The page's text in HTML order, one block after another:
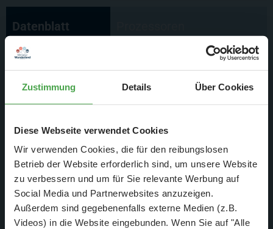
Zustimmung Details Über Cookies
Diese Webseite verwendet Cookies
Wir verwenden Cookies, die für den reibungslosen
Betrieb der Website erforderlich sind, um unsere Website
zu verbessern und um für Sie relevante Werbung auf
Social Media und Partnerwebsites anzuzeigen.
Außerdem sind gegebenenfalls externe Medien (z.B.
Videos) in die Website eingebunden. Wenn Sie auf "Alle
Datenblatt
umfangreiche Funktion
dank Miwula-
Schiffssteuerung
Datenblatt Spannung
Cap San Diego 12 Volt